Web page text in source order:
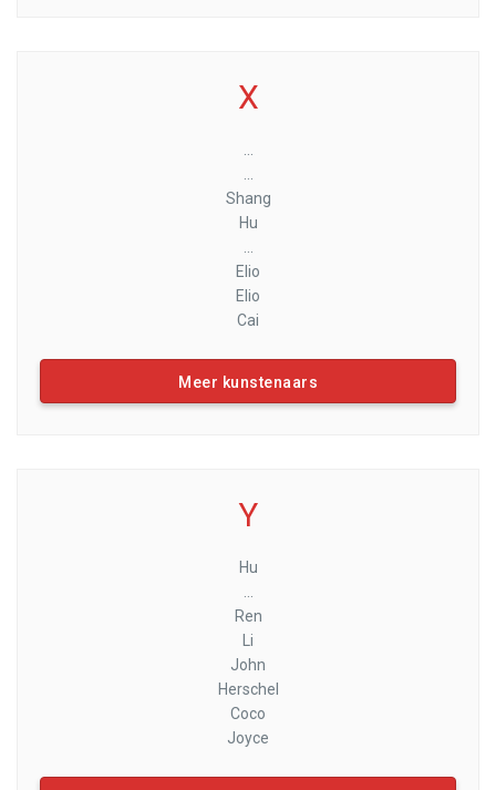
X
Shang
Hu
Elio
Elio
Cai
Meer kunstenaars
Y
Hu
Ren
Li
John
Herschel
Coco
Joyce